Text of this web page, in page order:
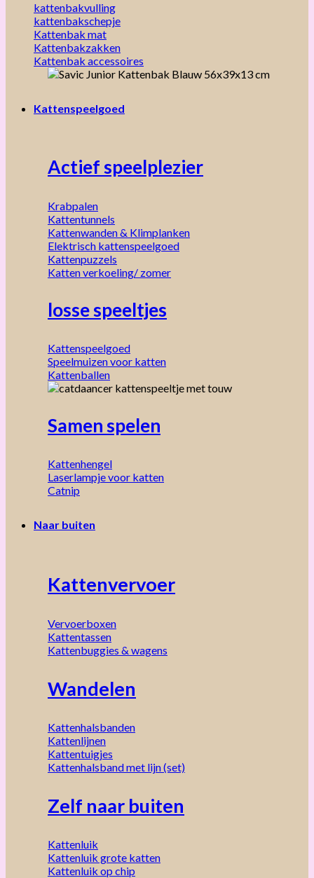
kattenbakvulling
kattenbakschepje
Kattenbak mat
Kattenbakzakken
Kattenbak accessoires
Kattenspeelgoed
Actief speelplezier
Krabpalen
Kattentunnels
Kattenwanden & Klimplanken
Elektrisch kattenspeelgoed
Kattenpuzzels
Katten verkoeling/ zomer
losse speeltjes
Kattenspeelgoed
Speelmuizen voor katten
Kattenballen
Samen spelen
Kattenhengel
Laserlampje voor katten
Catnip
Naar buiten
Kattenvervoer
Vervoerboxen
Kattentassen
Kattenbuggies & wagens
Wandelen
Kattenhalsbanden
Kattenlijnen
Kattentuigjes
Kattenhalsband met lijn (set)
Zelf naar buiten
Kattenluik
Kattenluik grote katten
Kattenluik op chip